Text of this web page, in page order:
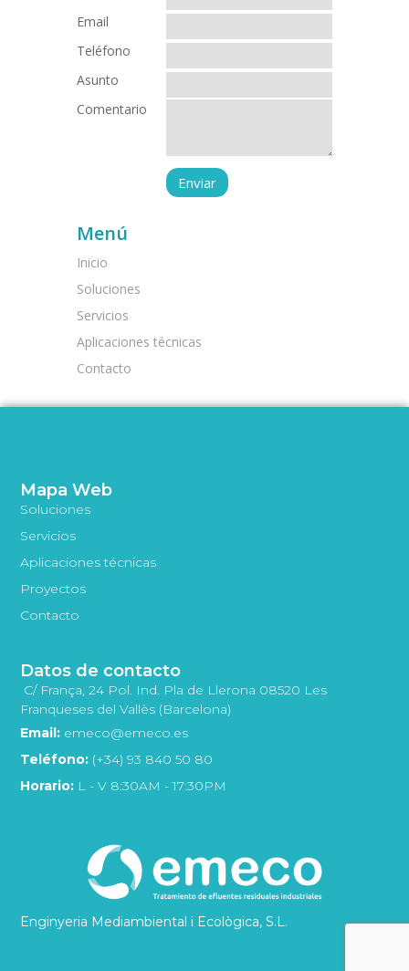
Email
Teléfono
Asunto
Comentario
Menú
Inicio
Soluciones
Servicios
Aplicaciones técnicas
Contacto
Enginyeria Mediambiental i Ecològica, S.L.
Mapa Web
Soluciones
Servicios
Aplicaciones técnicas
Proyectos
Contacto
Datos de contacto
C/ França, 24 Pol. Ind. Pla de Llerona 08520 Les
Franqueses del Vallès (Barcelona)
Email: emeco@emeco.es
Teléfono: (+34) 93 840 50 80
Horario: L - V 8:30AM - 17:30PM